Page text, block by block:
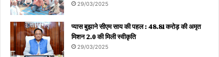
29/03/2025
प्यास बुझाने सीएम साय की पहल : 48.81 करोड़ की अमृत
मिशन 2.0 की मिली स्वीकृति
29/03/2025